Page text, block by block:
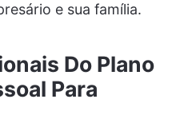
e sua família.
Do Plano
Para